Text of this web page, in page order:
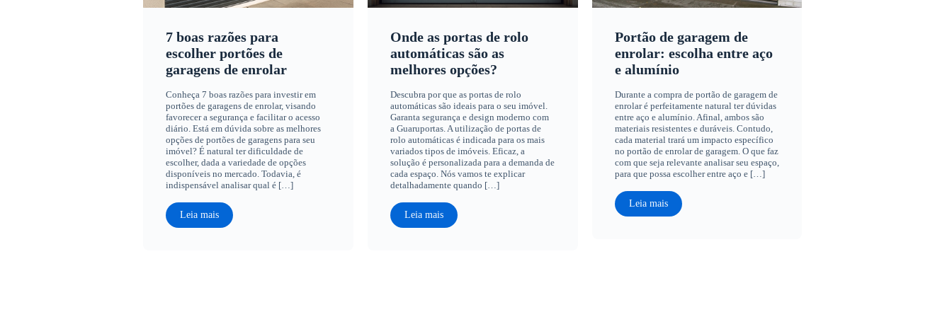
7 boas razões para
escolher portões de
garagens de enrolar
Conheça 7 boas razões para investir em
portões de garagens de enrolar, visando
favorecer a segurança e facilitar o acesso
diário. Está em dúvida sobre as melhores
opções de portões de garagens para seu
imóvel? É natural ter dificuldade de
escolher, dada a variedade de opções
disponíveis no mercado. Todavia, é
indispensável analisar qual é […]
Leia mais
Onde as portas de rolo
automáticas são as
melhores opções?
Descubra por que as portas de rolo
automáticas são ideais para o seu imóvel.
Garanta segurança e design moderno com
a Guaruportas. A utilização de portas de
rolo automáticas é indicada para os mais
variados tipos de imóveis. Eficaz, a
solução é personalizada para a demanda de
cada espaço. Nós vamos te explicar
detalhadamente quando […]
Leia mais
Portão de garagem de
enrolar: escolha entre aço
e alumínio
Durante a compra de portão de garagem de
enrolar é perfeitamente natural ter dúvidas
entre aço e alumínio. Afinal, ambos são
materiais resistentes e duráveis. Contudo,
cada material trará um impacto específico
no portão de enrolar de garagem. O que faz
com que seja relevante analisar seu espaço,
para que possa escolher entre aço e […]
Leia mais